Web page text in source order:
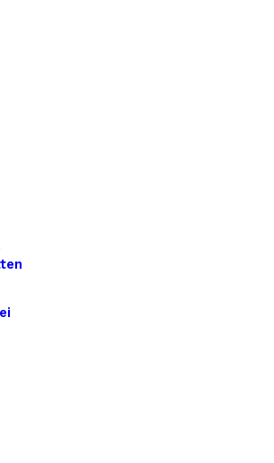
verzonden